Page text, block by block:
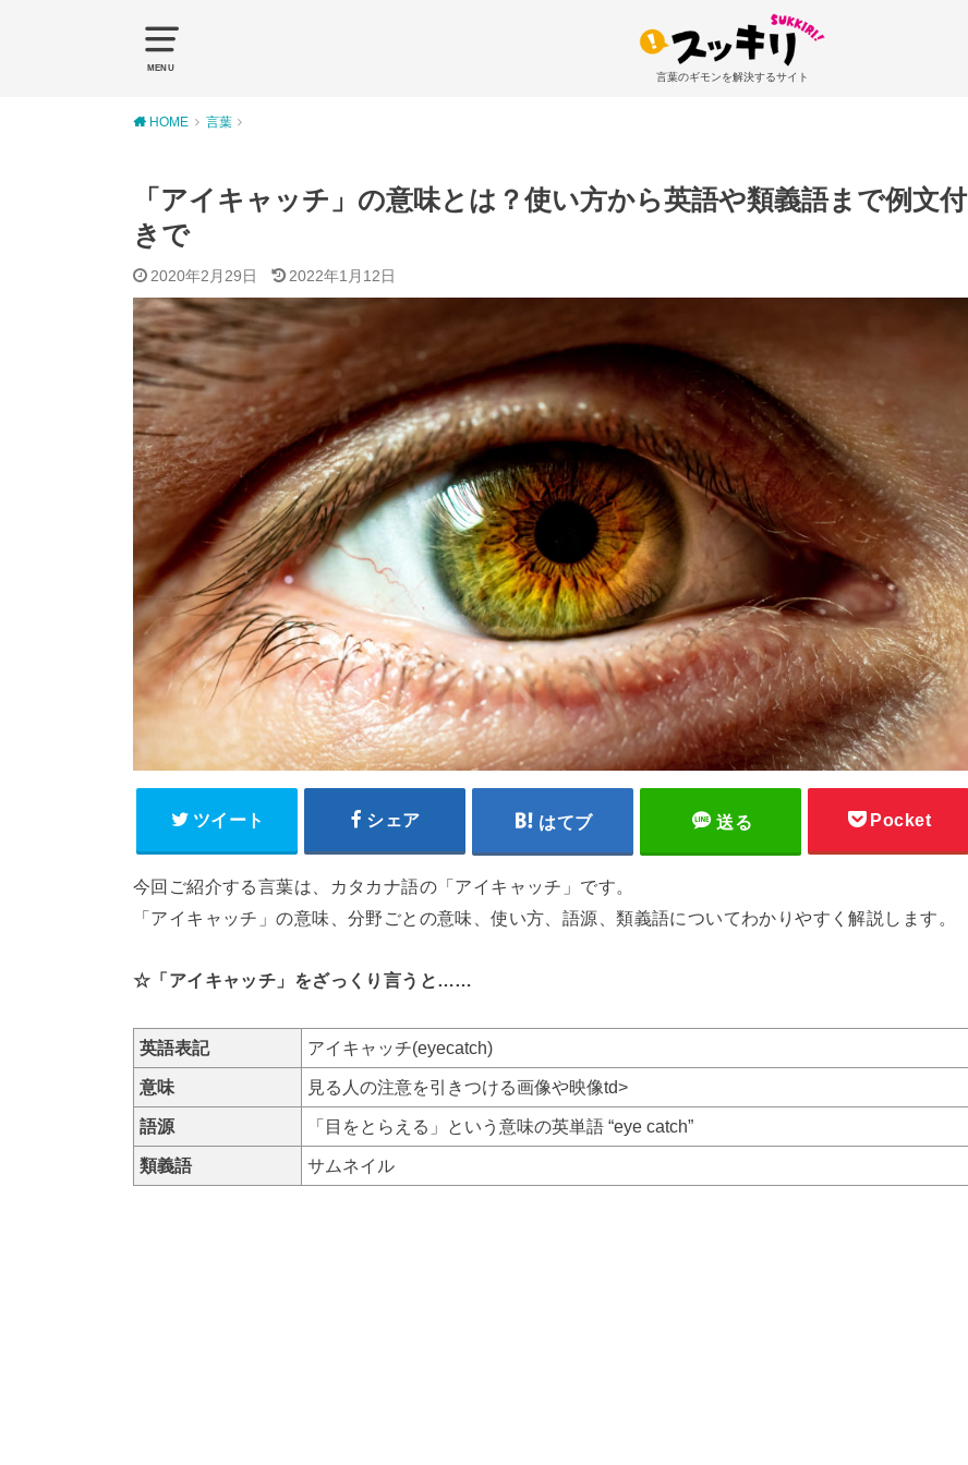
MENU
言葉のギモンを解決するサイト
HOME 言葉
「アイキャッチ」の意味とは？使い方から英語や類義語まで例文付
きで
2020年2月29日 2022年1月12日
ツイート シェア はてブ 送る Pocket
今回ご紹介する言葉は、カタカナ語の「アイキャッチ」です。
「アイキャッチ」の意味、分野ごとの意味、使い方、語源、類義語についてわかりやすく解説します。
☆「アイキャッチ」をざっくり言うと……
英語表記 アイキャッチ(eyecatch)
意味 見る人の注意を引きつける画像や映像td>
語源 「目をとらえる」という意味の英単語 “eye catch”
類義語 サムネイル